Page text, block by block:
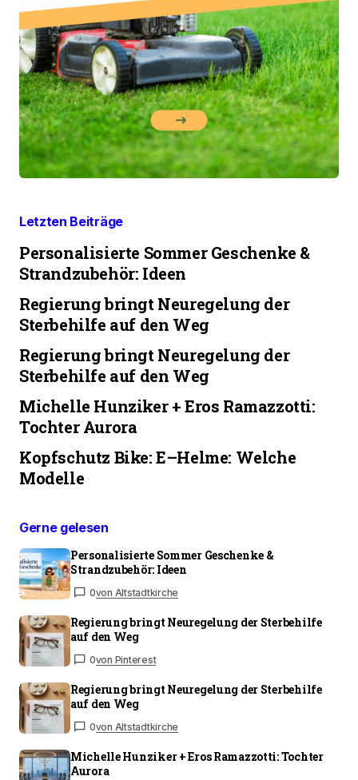
Letzten Beiträge
Personalisierte Sommer Geschenke &
Strandzubehör: Ideen
Regierung bringt Neuregelung der
Sterbehilfe auf den Weg
Regierung bringt Neuregelung der
Sterbehilfe auf den Weg
Michelle Hunziker + Eros Ramazzotti:
Tochter Aurora
Kopfschutz Bike: E–Helme: Welche
Modelle
Gerne gelesen
Personalisierte Sommer Geschenke &
Strandzubehör: Ideen
0von Altstadtkirche
Regierung bringt Neuregelung der Sterbehilfe
auf den Weg
0von Pinterest
Regierung bringt Neuregelung der Sterbehilfe
auf den Weg
0von Altstadtkirche
Michelle Hunziker + Eros Ramazzotti: Tochter
Aurora